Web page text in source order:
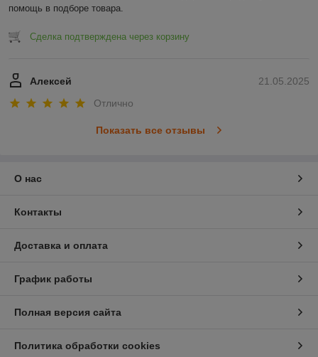
помощь в подборе товара.
Сделка подтверждена через корзину
21.05.2025
Алексей
Отлично
Показать все отзывы
О нас
Контакты
Доставка и оплата
График работы
Полная версия сайта
Политика обработки cookies